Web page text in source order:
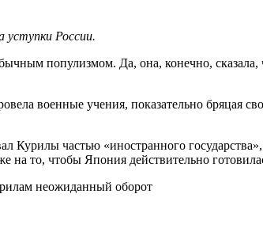
уступки России.
популизмом. Да, она, конечно,
военные учения, показательно бряцая
Курилы частью «иностранного
на то, чтобы Япония действительно